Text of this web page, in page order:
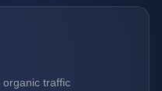
traffic